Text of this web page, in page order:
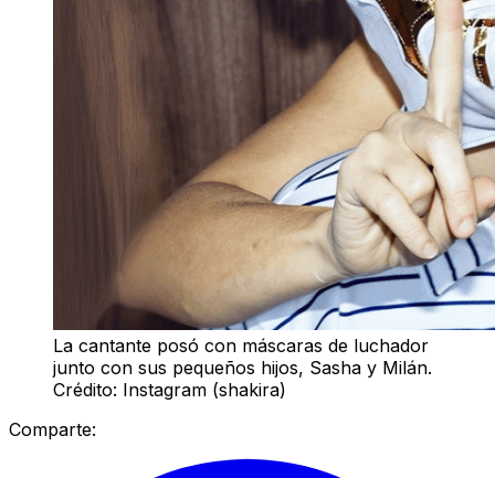
La cantante posó con máscaras de luchador
junto con sus pequeños hijos, Sasha y Milán.
Crédito: Instagram (shakira)
Comparte: